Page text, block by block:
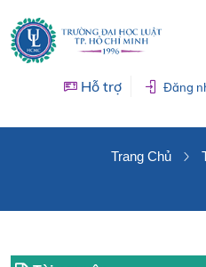
Hỗ trợ Đăng
Trang Chủ